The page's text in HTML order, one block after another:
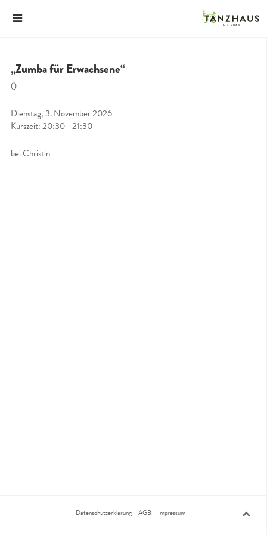
„Zumba für Erwachsene“
()
Dienstag, 3. November 2026
Kurszeit: 20:30 - 21:30
bei Christin
Datenschutzerklärung AGB Impressum